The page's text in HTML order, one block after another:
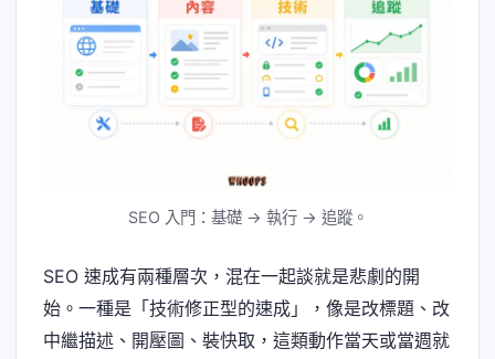
SEO 入門：基礎 → 執行 → 追蹤。
SEO 速成有兩種層次，混在一起談就是悲劇的開
始。一種是「技術修正型的速成」，像是改標題、改
中繼描述、開壓圖、裝快取，這類動作當天或當週就